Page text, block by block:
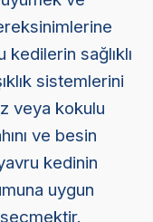
sağlıklı
sistemlerini
veya kokulu
ve besin
kedinin
uygun